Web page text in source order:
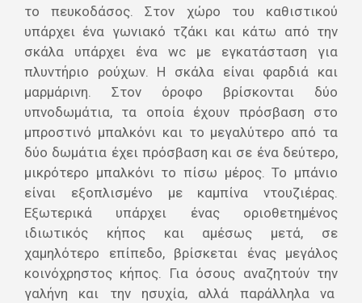
το πευκοδάσος. Στον χώρο του καθιστικού
υπάρχει ένα γωνιακό τζάκι και κάτω από την
σκάλα υπάρχει ένα wc με εγκατάσταση για
πλυντήριο ρούχων. Η σκάλα είναι φαρδιά και
μαρμάρινη. Στον όροφο βρίσκονται δύο
υπνοδωμάτια, τα οποία έχουν πρόσβαση στο
μπροστινό μπαλκόνι και το μεγαλύτερο από τα
δύο δωμάτια έχει πρόσβαση και σε ένα δεύτερο,
μικρότερο μπαλκόνι το πίσω μέρος. Το μπάνιο
είναι εξοπλισμένο με καμπίνα ντουζιέρας.
Εξωτερικά υπάρχει ένας οριοθετημένος
ιδιωτικός κήπος και αμέσως μετά, σε
χαμηλότερο επίπεδο, βρίσκεται ένας μεγάλος
κοινόχρηστος κήπος. Για όσους αναζητούν την
γαλήνη και την ησυχία, αλλά παράλληλα να